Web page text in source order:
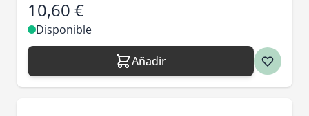
10,60 €
Disponible
Añadir